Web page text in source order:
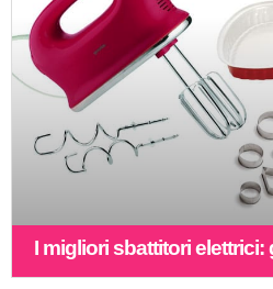
I migliori sbattitori elettrici: